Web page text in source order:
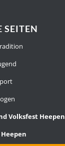
SEITEN
Volksfest Heepen